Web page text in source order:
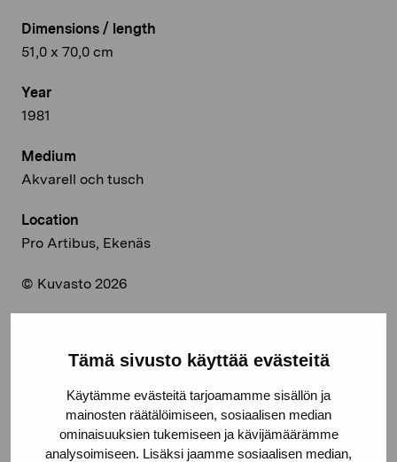
Tämä sivusto käyttää evästeitä
Käytämme evästeitä tarjoamamme sisällön ja
mainosten räätälöimiseen, sosiaalisen median
ominaisuuksien tukemiseen ja kävijämäärämme
analysoimiseen. Lisäksi jaamme sosiaalisen median,
Dimensions / length
51,0 x 70,0 cm
Year
1981
Medium
Akvarell och tusch
Location
Pro Artibus, Ekenäs
© Kuvasto 2026
Facebook
Linkedin